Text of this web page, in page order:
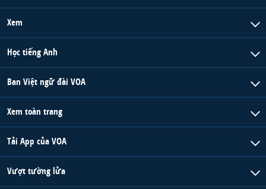
Xem
Học tiếng Anh
Ban Việt ngữ đài VOA
Xem toàn trang
Tải App của VOA
Vượt tường lửa